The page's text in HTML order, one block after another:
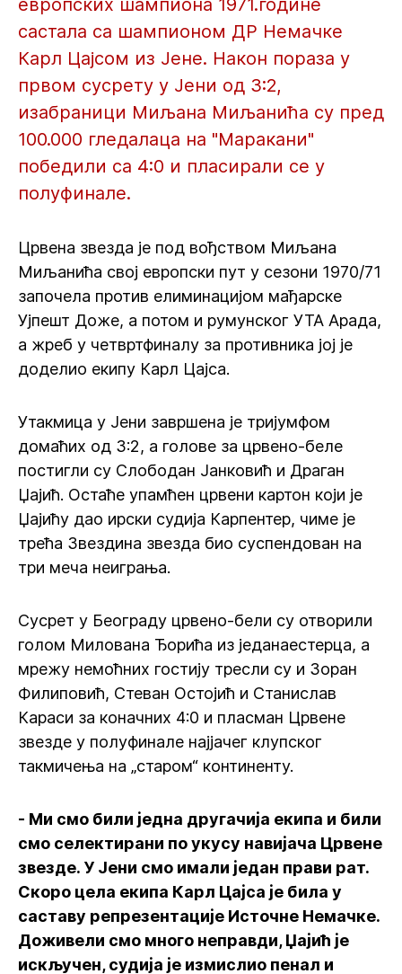
европских шампиона 1971.године
састала са шампионом ДР Немачке
Карл Цајсом из Јене. Након пораза у
првом сусрету у Јени од 3:2,
изабраници Миљана Миљанића су пред
100.000 гледалаца на "Маракани"
победили са 4:0 и пласирали се у
полуфинале.
Црвена звезда је под вођством Миљана
Миљанића свој европски пут у сезони 1970/71
започела против елиминацијом мађарске
Ујпешт Доже, а потом и румунског УТА Арада,
а жреб у четвртфиналу за противника јој је
доделио екипу Карл Цајса.
Утакмица у Јени завршена је тријумфом
домаћих од 3:2, а голове за црвено-беле
постигли су Слободан Јанковић и Драган
Џајић. Остаће упамћен црвени картон који је
Џајићу дао ирски судија Карпентер, чиме је
трећа Звездина звезда био суспендован на
три меча неиграња.
Сусрет у Београду црвено-бели су отворили
голом Милована Ђорића из једанаестерца, а
мрежу немоћних гостију тресли су и Зоран
Филиповић, Стеван Остојић и Станислав
Караси за коначних 4:0 и пласман Црвене
звезде у полуфинале најјачег клупског
такмичења на „старом“ континенту.
- Ми смо били једна другачија екипа и били
смо селектирани по укусу навијача Црвене
звезде. У Јени смо имали један прави рат.
Скоро цела екипа Карл Цајса је била у
саставу репрезентације Источне Немачке.
Доживели смо много неправди, Џајић је
искључен, судија је измислио пенал и